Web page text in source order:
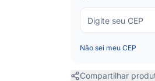
Não sei meu CEP
Compartilhar